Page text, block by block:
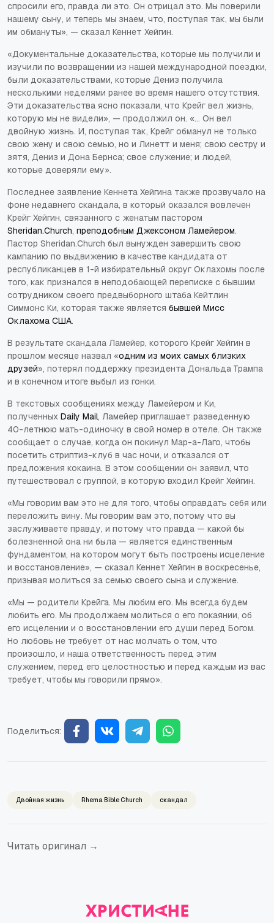
спросили его, правда ли это. Он отрицал это. Мы поверили
нашему сыну, и теперь мы знаем, что, поступая так, мы были
им обмануты», — сказал Кеннет Хейгин.
«Документальные доказательства, которые мы получили и
изучили по возвращении из нашей международной поездки,
были доказательствами, которые Дениз получила
несколькими неделями ранее во время нашего отсутствия.
Эти доказательства ясно показали, что Крейг вел жизнь,
которую мы не видели», — продолжил он. «… Он вел
двойную жизнь. И, поступая так, Крейг обманул не только
свою жену и свою семью, но и Линетт и меня; свою сестру и
зятя, Дениз и Дона Бернса; свое служение; и людей,
которые доверяли ему».
Последнее заявление Кеннета Хейгина также прозвучало на
фоне недавнего скандала, в который оказался вовлечен
Крейг Хейгин, связанного с женатым пастором
Sheridan.Church, преподобным Джексоном Ламейером.
Пастор Sheridan.Church был вынужден завершить свою
кампанию по выдвижению в качестве кандидата от
республиканцев в 1-й избирательный округ Оклахомы после
того, как признался в неподобающей переписке с бывшим
сотрудником своего предвыборного штаба Кейтлин
Симмонс Ки, которая также является бывшей Мисс
Оклахома США.
В результате скандала Ламейер, которого Крейг Хейгин в
прошлом месяце назвал «одним из моих самых близких
друзей», потерял поддержку президента Дональда Трампа
и в конечном итоге выбыл из гонки.
В текстовых сообщениях между Ламейером и Ки,
полученных Daily Mail, Ламейер приглашает разведенную
40-летнюю мать-одиночку в свой номер в отеле. Он также
сообщает о случае, когда он покинул Мар-а-Лаго, чтобы
посетить стриптиз-клуб в час ночи, и отказался от
предложения кокаина. В этом сообщении он заявил, что
путешествовал с группой, в которую входил Крейг Хейгин.
«Мы говорим вам это не для того, чтобы оправдать себя или
переложить вину. Мы говорим вам это, потому что вы
заслуживаете правду, и потому что правда — какой бы
болезненной она ни была — является единственным
фундаментом, на котором могут быть построены исцеление
и восстановление», — сказал Кеннет Хейгин в воскресенье,
призывая молиться за семью своего сына и служение.
«Мы — родители Крейга. Мы любим его. Мы всегда будем
любить его. Мы продолжаем молиться о его покаянии, об
его исцелении и о восстановлении его души перед Богом.
Но любовь не требует от нас молчать о том, что
произошло, и наша ответственность перед этим
служением, перед его целостностью и перед каждым из вас
требует, чтобы мы говорили прямо».
Поделиться:
Двойная жизнь Rhema Bible Church скандал
Читать оригинал →